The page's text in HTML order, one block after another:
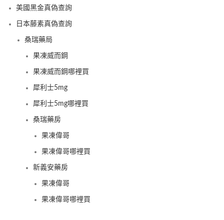
美國黑金真偽查詢
日本藤素真偽查詢
桑瑞藥局
果凍威而鋼
果凍威而鋼哪裡買
犀利士5mg
犀利士5mg哪裡買
桑瑞藥房
果凍偉哥
果凍偉哥哪裡買
新義安藥房
果凍偉哥
果凍偉哥哪裡買